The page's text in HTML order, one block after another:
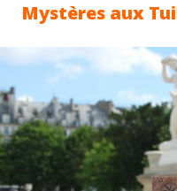
Mystères aux